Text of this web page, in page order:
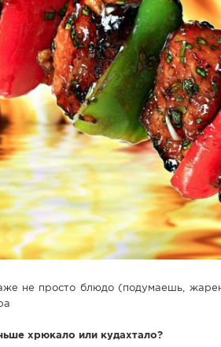
не просто блюдо (подумаешь,
хрюкало или кудахтало?